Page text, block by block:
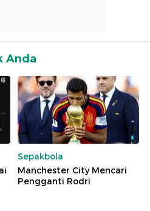
Anda
Sepakbola
Manchester City Mencari
Pengganti Rodri